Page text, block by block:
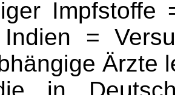
Impfstoffe
=
Ärzte